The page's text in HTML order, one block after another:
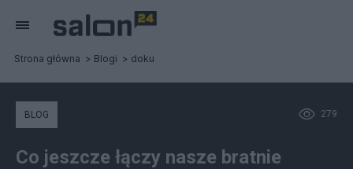
Strona główna Blogi doku
279
BLOG
Co jeszcze łączy nasze bratnie